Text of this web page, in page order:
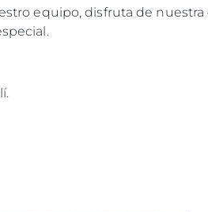
equipo, disfruta de